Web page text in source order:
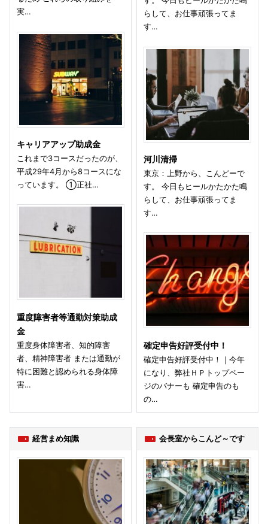
実…
キャリアアップ助成金
これまで3コースだったのが、
平成29年4月から8コースにな
っています。 ①正社…
重度障害者等通勤対策助成
金
重度身体障害者、知的障害
者、精神障害者 または通勤が
特に困難と認められる身体障
害…
らして、お仕事頑張ってま
す…
河川清掃
東京：上野から、こんどーで
す。 今日もヒールかたかた鳴
らして、お仕事頑張ってま
す…
確定申告好評受付中！
確定申告好評受付中！｜今年
になり、弊社ＨＰトップペー
ジのバナーも 確定申告のも
の…
経営まめ知識 会長室からこんど～です